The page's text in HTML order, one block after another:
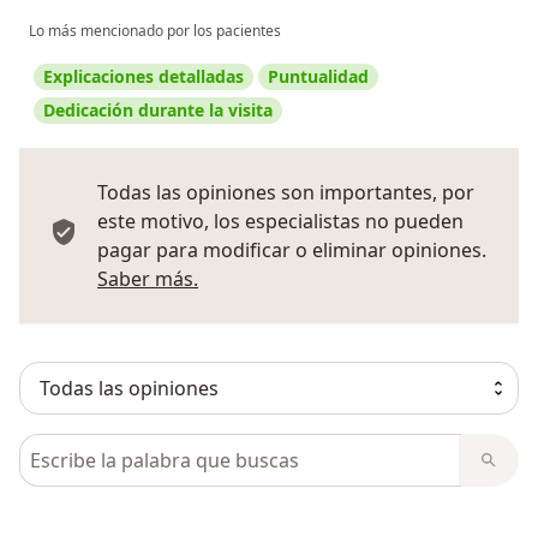
Lo más mencionado por los pacientes
Explicaciones detalladas
Puntualidad
Dedicación durante la visita
Todas las opiniones son importantes, por
este motivo, los especialistas no pueden
pagar para modificar o eliminar opiniones.
Saber más.
Busca en opiniones